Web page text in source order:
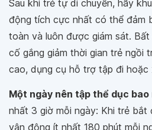
Sau khi trẻ tự di chuyển, hãy
động tích cực nhất có thể đảm
toàn và luôn được giám sát.
cố gắng giảm thời gian trẻ ngồi
cao, dụng cụ hỗ trợ tập đi hoặc
Một ngày nên tập thể dục bao
nhất 3 giờ mỗi ngày: Khi trẻ bắt
vận động ít nhất 180 phút mỗi